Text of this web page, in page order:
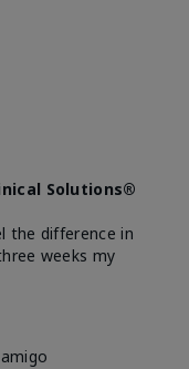
Solutions®
the difference in
weeks my